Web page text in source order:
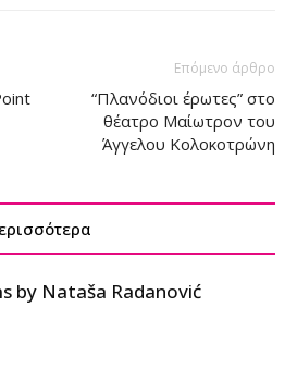
Επόμενο άρθρο
“Πλανόδιοι έρωτες” στο
θέατρο Μαίωτρον του
Άγγελου Κολοκοτρώνη
by Nataša Radanović